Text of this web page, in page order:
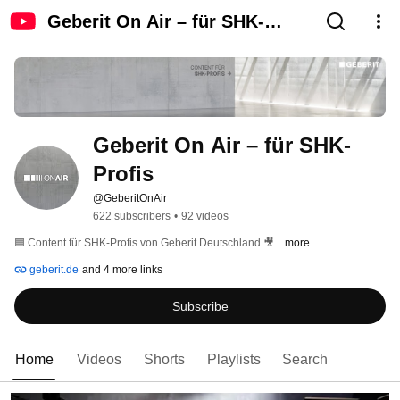
Geberit On Air – für SHK-
Geberit On Air – für SHK-
Profis
@GeberitOnAir
622 subscribers • 92 videos
🟦 Content für SHK-Profis von Geberit Deutschland 🎥 ...more
geberit.de and 4 more links
Subscribe
Home Videos Shorts Playlists Search